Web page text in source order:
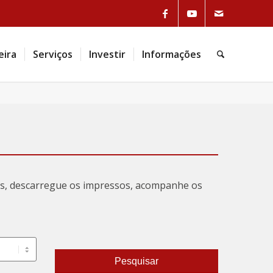
Serviços Investir Informações
descarregue os impressos, acompanhe os
Pesquisar